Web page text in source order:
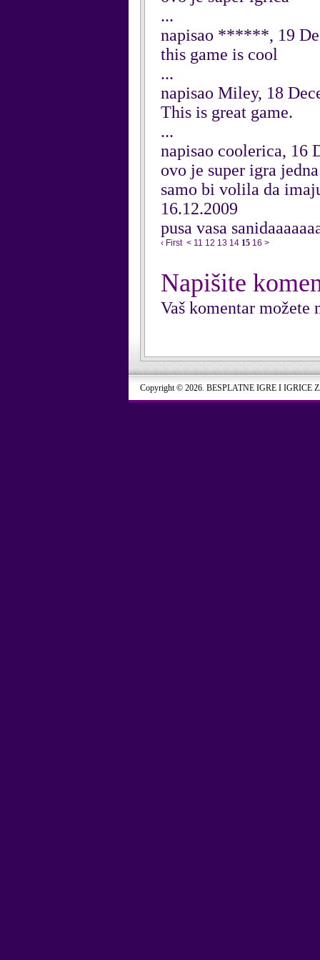
...
napisao ******, 19
this game is cool
...
napisao Miley, 18
This is great game.
...
napisao coolerica, 16
ovo je super igra
samo bi volila da
16.12.2009
pusa vasa
‹ First < 11 12 13 14 15 16 >
Napišite
Vaš komentar možete
Copyright © 2026. BESPLATNE IGRE I IGRICE